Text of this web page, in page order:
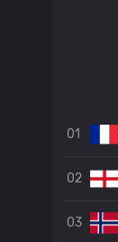
01
02
03